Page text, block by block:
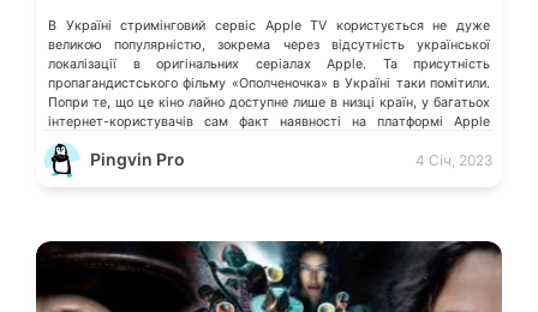
В Україні стримінговий сервіс Apple TV користується не дуже
великою популярністю, зокрема через відсутність української
локалізації в оригінальних серіалах Apple. Та присутність
пропагандистського фільму «Ополченочка» в Україні таки помітили.
Попри те, що це кіно лайно доступне лише в низці країн, у багатьох
інтернет-користувачів сам факт наявності на платформі Apple
подібного контенту викликає обурення. Деталі розказало видання […]
Pingvin Pro 4 Січ, 2023